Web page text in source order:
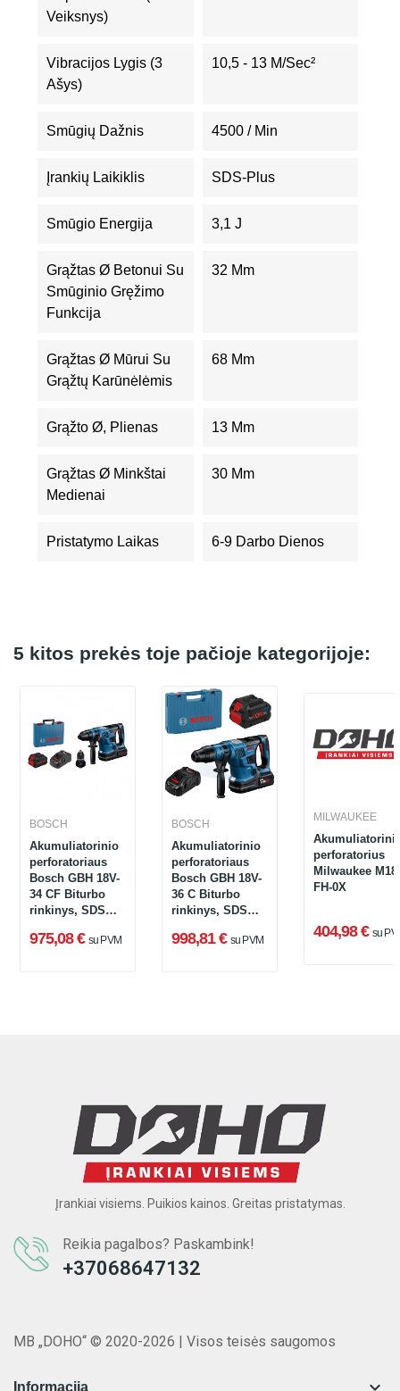
Veiksnys)
Vibracijos Lygis (3
Ašys)
10,5 - 13 M/sec²
Smūgių Dažnis 4500 / Min
Įrankių Laikiklis SDS-Plus
Smūgio Energija 3,1 J
Grąžtas Ø Betonui Su
Smūginio Gręžimo
Funkcija
32 Mm
Grąžtas Ø Mūrui Su
Grąžtų Karūnėlėmis
68 Mm
Grąžto Ø, Plienas 13 Mm
Grąžtas Ø Minkštai
Medienai
30 Mm
Pristatymo Laikas 6-9 Darbo Dienos
5 kitos prekės toje pačioje kategorijoje:
BOSCH
Akumuliatorinio
perforatoriaus
Bosch GBH 18V-
34 CF Biturbo
rinkinys, SDS
2 x 8 Ah,
975,08 € su PVM
BOSCH
Akumuliatorinio
perforatoriaus
Bosch GBH 18V-
36 C Biturbo
rinkinys, SDS
Ah, įkroviklis,
998,81 € su PVM
MILWAUKEE
perforatorius
Milwaukee M18
FH-0X
404,98 € su
Įrankiai visiems. Puikios kainos. Greitas pristatymas.
Reikia pagalbos? Paskambink!
+37068647132
MB „DOHO“ © 2020-2026 | Visos teisės saugomos
Informacija